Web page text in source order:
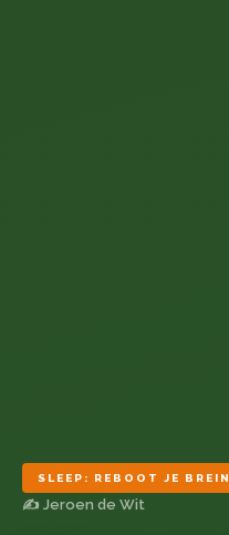
SLEEP: REBOOT JE BREIN
✍️ Jeroen de Wit